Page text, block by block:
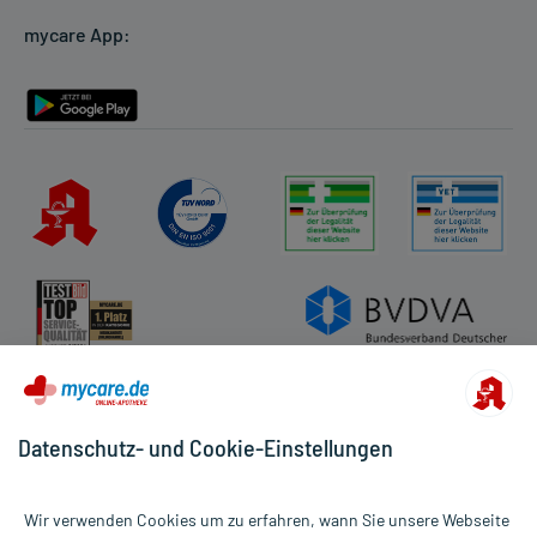
Rückgabe/Widerruf
mycare App:
Datenschutz- und Cookie-Einstellungen
Wir verwenden Cookies um zu erfahren, wann Sie unsere Webseite